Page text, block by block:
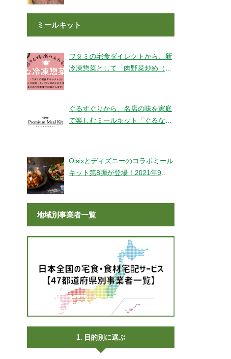
ミールキット
ワタミの宅食ダイレクトから、新
冷凍惣菜として「肉野菜炒め（銚
ぐるすぐりから、名店の味を家庭
で楽しむミールキット「ぐるなび
Oisixとディズニーのコラボミール
キット第8弾が登場！2021年9月9
地域別事業者一覧
目的別に選ぶ